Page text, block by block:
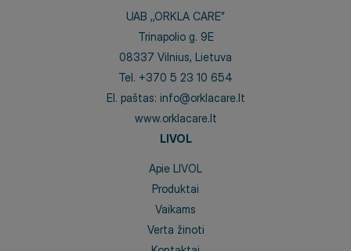
UAB ,,ORKLA CARE”
Trinapolio g. 9E
08337 Vilnius, Lietuva
Tel. +370 5 23 10 654
El. paštas: info@orklacare.lt
www.orklacare.lt
LIVOL
Apie LIVOL
Produktai
Vaikams
Verta žinoti